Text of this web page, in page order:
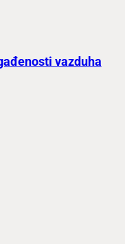
vazduha